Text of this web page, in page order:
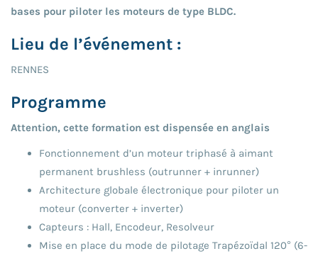
bases pour piloter les moteurs de type BLDC.
Lieu de l’événement :
RENNES
Programme
Attention, cette formation est dispensée en anglais
Fonctionnement d’un moteur triphasé à aimant
permanent brushless (outrunner + inrunner)
Architecture globale électronique pour piloter un
moteur (converter + inverter)
Capteurs : Hall, Encodeur, Resolveur
Mise en place du mode de pilotage Trapézoïdal 120° (6-